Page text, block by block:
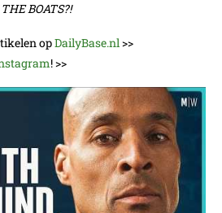
BOATS?!
opDailyBase.nl>>
! >>